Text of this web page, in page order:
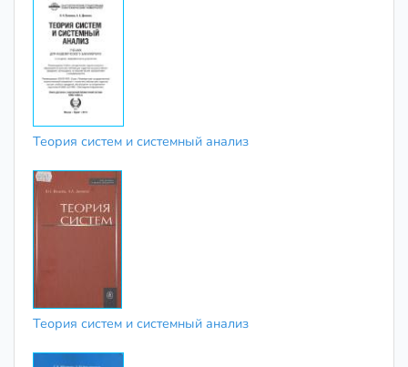
Теория систем и системный анализ
Теория систем и системный анализ